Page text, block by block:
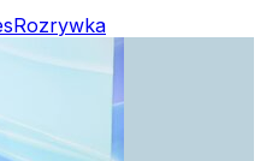
Rozrywka